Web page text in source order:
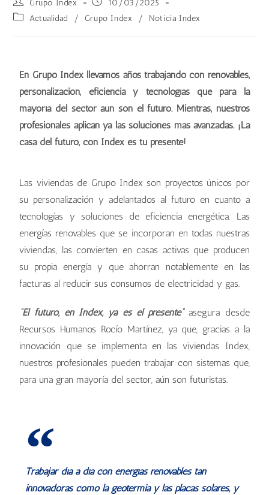
Grupo Index
10/03/2025
Actualidad
/ Grupo Index / Noticia Index
En Grupo Index llevamos años trabajando con renovables,
personalización, eficiencia y tecnologías que para la
mayoría del sector aún son el futuro. Mientras, nuestros
profesionales aplican ya las soluciones más avanzadas. ¡La
casa del futuro, con Index es tu presente!
Las viviendas de Grupo Index son proyectos únicos por
su personalización y adelantados al futuro en cuanto a
tecnologías y soluciones de eficiencia energética. Las
energías renovables que se incorporan en todas nuestras
viviendas, las convierten en casas activas que producen
su propia energía y que ahorran notablemente en las
facturas al reducir sus consumos de electricidad y gas.
“El futuro, en Index, ya es el presente”asegura desde
Recursos Humanos Rocío Martínez, ya que, gracias a la
innovación que se implementa en las viviendas Index,
nuestros profesionales pueden trabajar con sistemas que,
para una gran mayoría del sector, aún son futuristas.
Trabajar día a día con energías renovables tan
innovadoras como la geotermia y las placas solares, y